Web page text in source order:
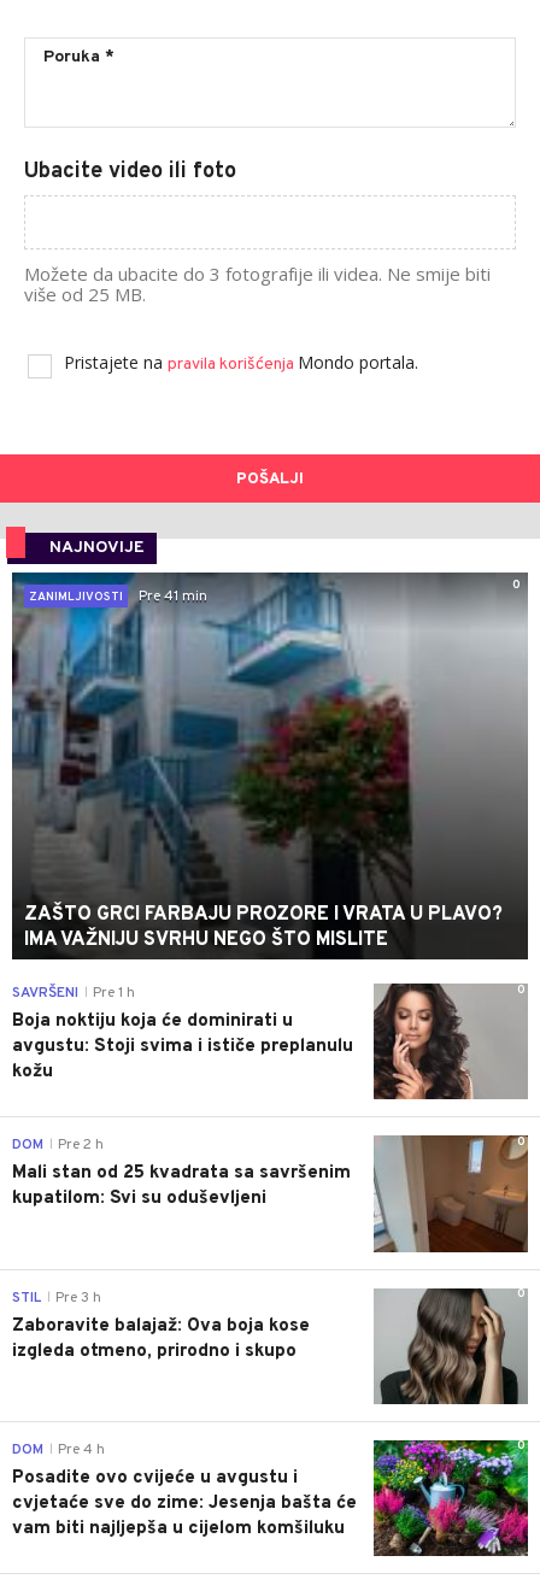
Ubacite video ili foto
Možete da ubacite do 3 fotografije ili videa. Ne smije biti
više od 25 MB.
Pristajete na pravila korišćenja Mondo portala.
POŠALJI
NAJNOVIJE
0
ZANIMLJIVOSTI
Pre 41 min
ZAŠTO GRCI FARBAJU PROZORE I VRATA U PLAVO?
IMA VAŽNIJU SVRHU NEGO ŠTO MISLITE
0
SAVRŠENI Pre 1 h
Boja noktiju koja će dominirati u
avgustu: Stoji svima i ističe preplanulu
kožu
0
DOM Pre 2 h
Mali stan od 25 kvadrata sa savršenim
kupatilom: Svi su oduševljeni
0
STIL Pre 3 h
Zaboravite balajaž: Ova boja kose
izgleda otmeno, prirodno i skupo
0
DOM Pre 4 h
Posadite ovo cvijeće u avgustu i
cvjetaće sve do zime: Jesenja bašta će
vam biti najljepša u cijelom komšiluku